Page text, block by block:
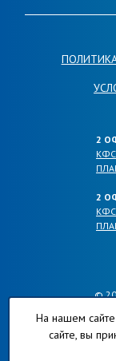
2
2
©
На нашем сайте
сайте, вы